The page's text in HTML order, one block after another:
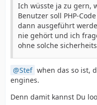
Ich wüsste ja zu gern,
Benutzer soll PHP-
dann ausgeführt
nie gehört und ich
ohne solche
Stef when das so ist,
engines.
Denn damit kannst Du